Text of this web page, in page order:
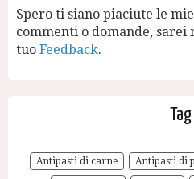
Spero ti siano piaciute le
commenti o domande,
tuo Feedback.
Tag
Antipasti di carne Antipasti di